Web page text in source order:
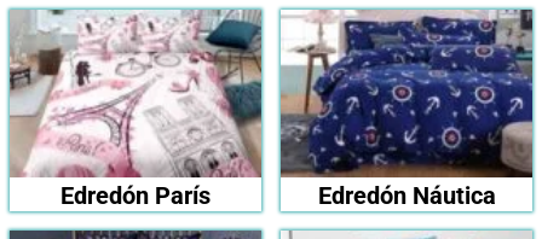
Edredón París Edredón Náutica